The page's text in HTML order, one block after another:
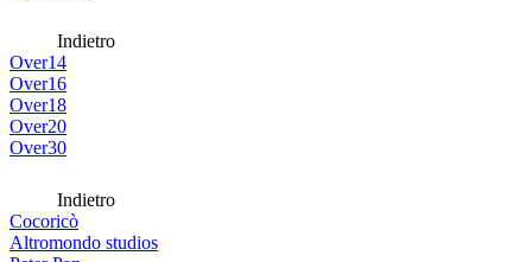
Indietro
Over14
Over16
Over18
Over20
Over30
Indietro
Cocoricò
Altromondo studios